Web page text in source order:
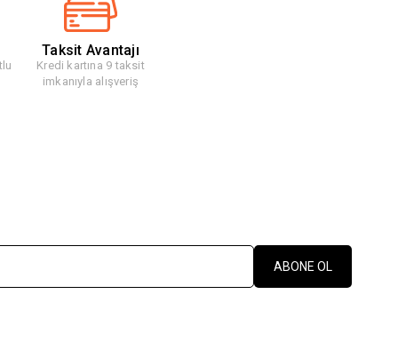
Taksit Avantajı
Kredi kartına 9 taksit
imkanıyla alışveriş
ABONE OL